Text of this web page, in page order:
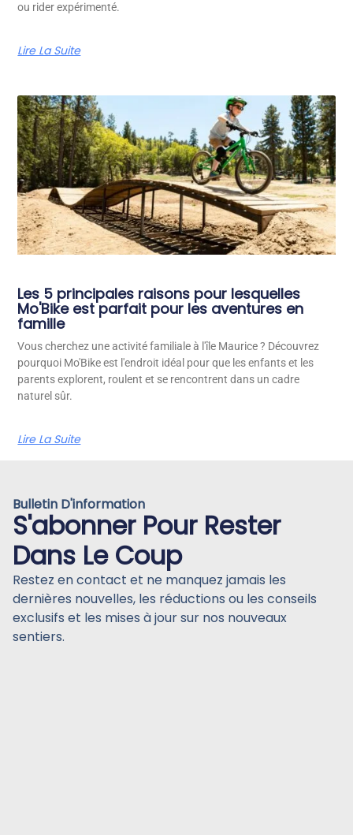
ou rider expérimenté.
Lire La Suite
Les 5 principales raisons pour lesquelles
Mo'Bike est parfait pour les aventures en
famille
Vous cherchez une activité familiale à l'île Maurice ? Découvrez
pourquoi Mo'Bike est l'endroit idéal pour que les enfants et les
parents explorent, roulent et se rencontrent dans un cadre
naturel sûr.
Lire La Suite
Bulletin D'information
S'abonner Pour Rester
Dans Le Coup
Restez en contact et ne manquez jamais les
dernières nouvelles, les réductions ou les conseils
exclusifs et les mises à jour sur nos nouveaux
sentiers.